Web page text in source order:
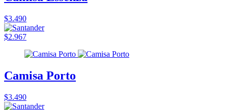
$3.490
$2.967
Camisa Porto
$3.490